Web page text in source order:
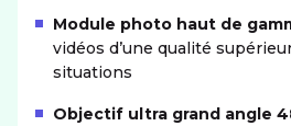
Module photo haut de
vidéos d’une qualité
situations
Objectif ultra grand angle